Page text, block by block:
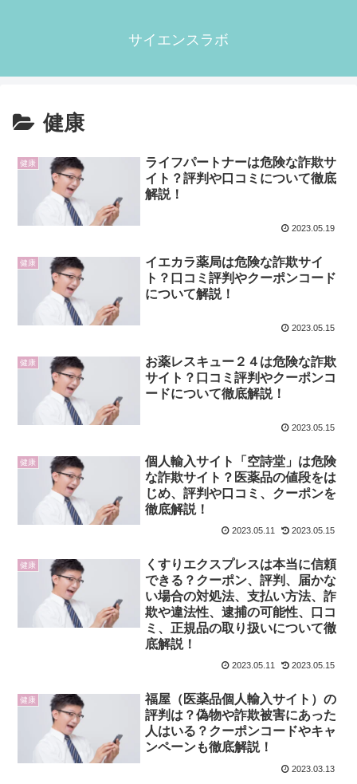
サイエンスラボ
健康
健康
ライフパートナーは危険な詐欺サ
イト？評判や口コミについて徹底
解説！
2023.05.19
健康
イエカラ薬局は危険な詐欺サイ
ト？口コミ評判やクーポンコード
について解説！
2023.05.15
健康
お薬レスキュー２４は危険な詐欺
サイト？口コミ評判やクーポンコ
ードについて徹底解説！
2023.05.15
健康
個人輸入サイト「空詩堂」は危険
な詐欺サイト？医薬品の値段をは
じめ、評判や口コミ、クーポンを
徹底解説！
2023.05.11 2023.05.15
健康
くすりエクスプレスは本当に信頼
できる？クーポン、評判、届かな
い場合の対処法、支払い方法、詐
欺や違法性、逮捕の可能性、口コ
ミ、正規品の取り扱いについて徹
底解説！
2023.05.11 2023.05.15
健康
福屋（医薬品個人輸入サイト）の
評判は？偽物や詐欺被害にあった
人はいる？クーポンコードやキャ
ンペーンも徹底解説！
2023.03.13